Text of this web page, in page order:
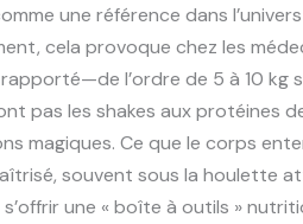
une référence dans
cela provoque chez les
l’ordre de 5 à 10 kg
pas les shakes aux protéines
magiques. Ce que le corps
souvent sous la houlette
une « boîte à outils »